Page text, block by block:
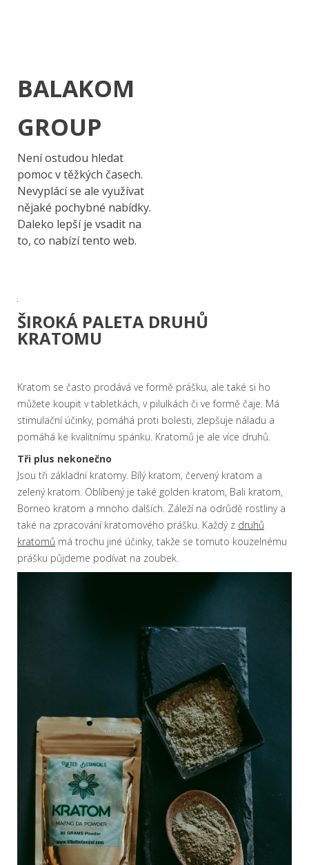
BALAKOM
GROUP
Není ostudou hledat
pomoc v těžkých časech.
Nevyplácí se ale využívat
nějaké pochybné nabídky.
Daleko lepší je vsadit na
to, co nabízí tento web.
ŠIROKÁ PALETA DRUHŮ
KRATOMU
Kratom se často prodává ve formě prášku, ale také si ho
můžete koupit v tabletkách, v pilulkách či ve formě čaje. Má
stimulační účinky, pomáhá proti bolesti, zlepšuje náladu a
pomáhá ke kvalitnímu spánku. Kratomů je ale více druhů.
Tři plus nekonečno
Jsou tři základní kratomy. Bílý kratom, červený kratom a
zelený kratom. Oblíbený je také golden kratom, Bali kratom,
Borneo kratom a mnoho dalších. Záleží na odrůdě rostliny a
také na zpracování kratomového prášku. Každý z druhů
kratomů má trochu jiné účinky, takže se tomuto kouzelnému
prášku půjdeme podívat na zoubek.